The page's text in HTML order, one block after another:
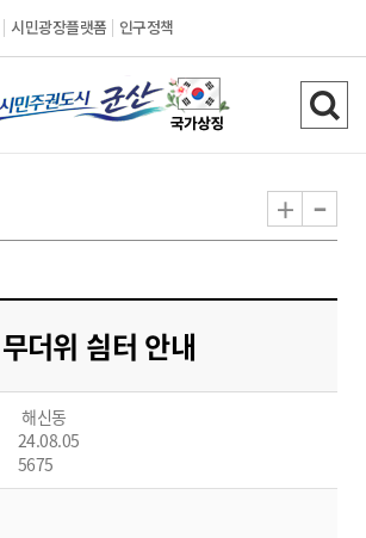
시민광장플랫폼 인구정책
시
민
도
시
군
산
검
색
기
+ -
무더위 싐터 안내
해신동
24.08.05
5675